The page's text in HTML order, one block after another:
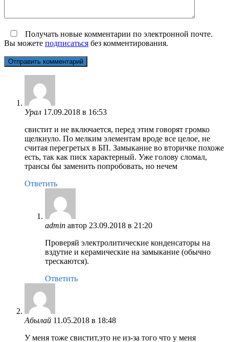
Получать новые комментарии по электронной почте.
Вы можете подписаться без комментирования.
Урал 17.09.2018 в 16:53
свистит и не включается, перед этим говорят громко
щелкнуло. По мелким элементам вроде все целое, не
считая перегретых в БП. Замыкание во вторичке похоже
есть, так как писк характерный. Уже голову сломал,
трансы бы заменить попробовать, но нечем
Ответить
admin автор 23.09.2018 в 21:20
Проверяй электролитические конденсаторы на
вздутие и керамические на замыкание (обычно
трескаются).
Ответить
Абылай 11.05.2018 в 18:48
У меня тоже свистит,это не из-за того что у меня